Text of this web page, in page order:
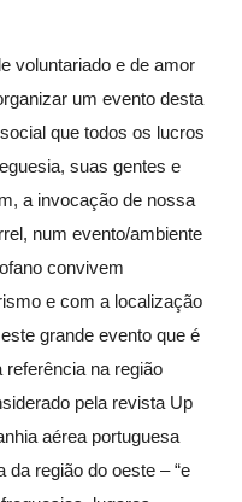
voluntariado e de amor
um evento desta
que todos os lucros
suas gentes e
a invocação de nossa
num evento/ambiente
convivem
e com a localização
grande evento que é
na região
pela revista Up
aérea portuguesa
da região do oeste – “e